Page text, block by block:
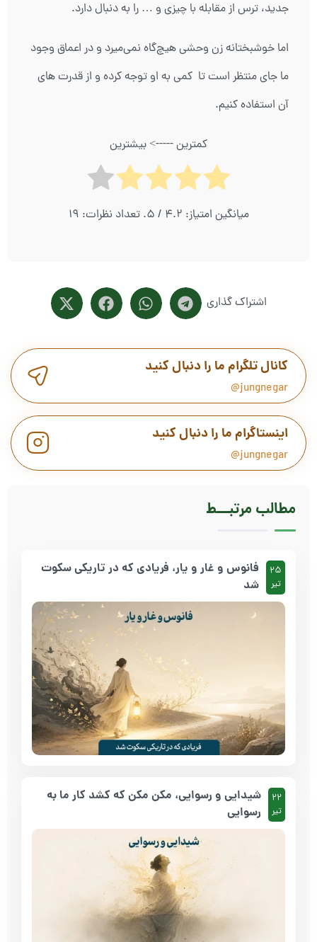
جدید، ترس از مقابله با چیزی و … را به دنبال دارد.
اما خوشبختانه زن وحشی هیچ‌گاه نمی‌میرد و در اعماق وجود
ما جای منتظر است تا کمی به او توجه کرده و از قدرت های
آن استفاده کنیم.
کمترین -----> بیشترین
میانگین امتیاز: 4.2 / 5. تعداد نظرات: 19
اشتراک گذاری
کانال تلگرام ما را دنبال کنید
jungnegar@
اینستاگرام ما را دنبال کنید
jungnegar@
مطالب مرتبـــط
25
تیر
فانوس و غار و یار، فریادی که در تاریکی سکوت
شد
22
تیر
شیدایی و رسوایی، مکن مکن که کشد کار ما به
رسوایی